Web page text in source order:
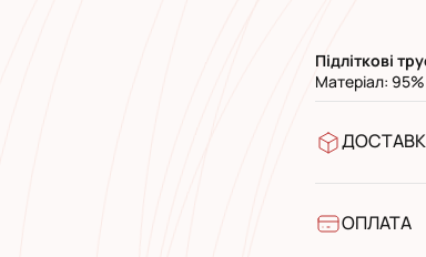
Підліткові
Матеріал:
УкрПошта
ОПЛАТА